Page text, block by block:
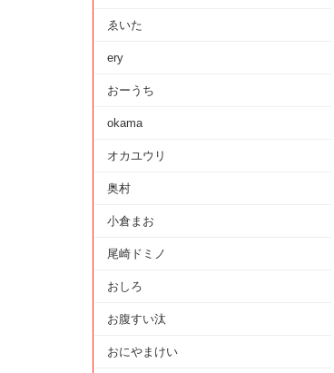
ゑいた
ery
おーうち
okama
オカユウリ
奥村
小倉まお
尾崎ドミノ
おしろ
お腹すい汰
おにやまけい